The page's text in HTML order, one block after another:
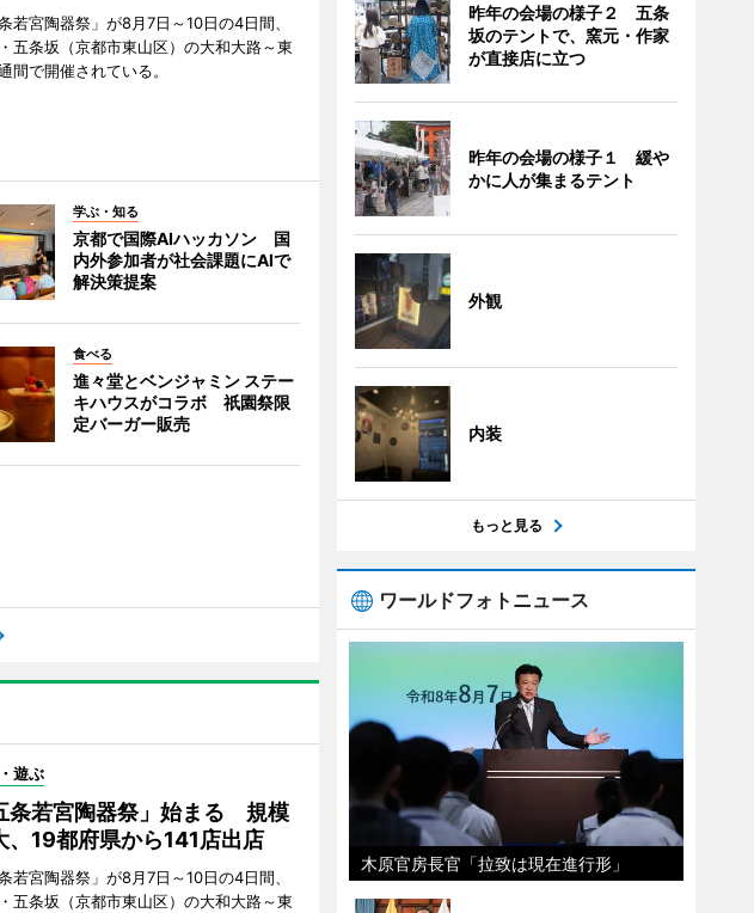
条若宮陶器祭」が8月7日～10日の4日間、
五条坂（京都市東山区）の大和大路～東
間で開催されている。
学ぶ・知る
京都で国際AIハッカソン 国
内外参加者が社会課題にAIで
解決策提案
食べる
進々堂とベンジャミン ステー
キハウスがコラボ 祇園祭限
定バーガー販売
遊ぶ
条若宮陶器祭」始まる 規模
、19都府県から141店出店
条若宮陶器祭」が8月7日～10日の4日間、
五条坂（京都市東山区）の大和大路～東
昨年の会場の様子２ 五条
坂のテントで、窯元・作家
が直接店に立つ
昨年の会場の様子１ 緩や
かに人が集まるテント
外観
内装
もっと見る
ワールドフォトニュース
木原官房長官「拉致は現在進行形」